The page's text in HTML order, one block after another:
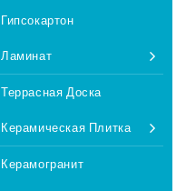
Гипсокартон
Ламинат
Террасная Доска
Керамическая Плитка
Керамогранит